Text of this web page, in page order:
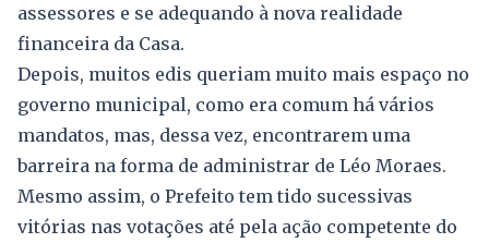
assessores e se adequando à nova realidade
financeira da Casa.
Depois, muitos edis queriam muito mais espaço no
governo municipal, como era comum há vários
mandatos, mas, dessa vez, encontrarem uma
barreira na forma de administrar de Léo Moraes.
Mesmo assim, o Prefeito tem tido sucessivas
vitórias nas votações até pela ação competente do